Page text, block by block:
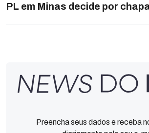
PL em Minas decide por
Preencha seus dados e receba